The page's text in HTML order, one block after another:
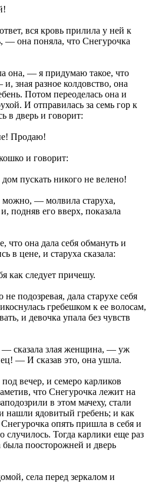
вся кровь прилила у ней к
— она поняла, что Снегурочка
она, — я придумаю такое, что
зная разное колдовство, она
Потом переоделась она и
И отправилась за семь гор к
в дверь и говорит:
Продаю!
и говорит:
пускать никого не велено!
— молвила старуха,
подняв его вверх, показала
что она дала себя обмануть и
в цене, и старуха сказала:
как следует причешу.
подозревая, дала старухе себя
гребешком к ее волосам,
и девочка упала без чувств
сказала злая женщина, — уж
— И сказав это, она ушла.
вечер, и семеро карликов
что Снегурочка лежит на
в этом мачеху, стали
нашли ядовитый гребень; и как
опять пришла в себя и
случилось. Тогда карлики еще раз
была поосторожней и дверь
села перед зеркалом и